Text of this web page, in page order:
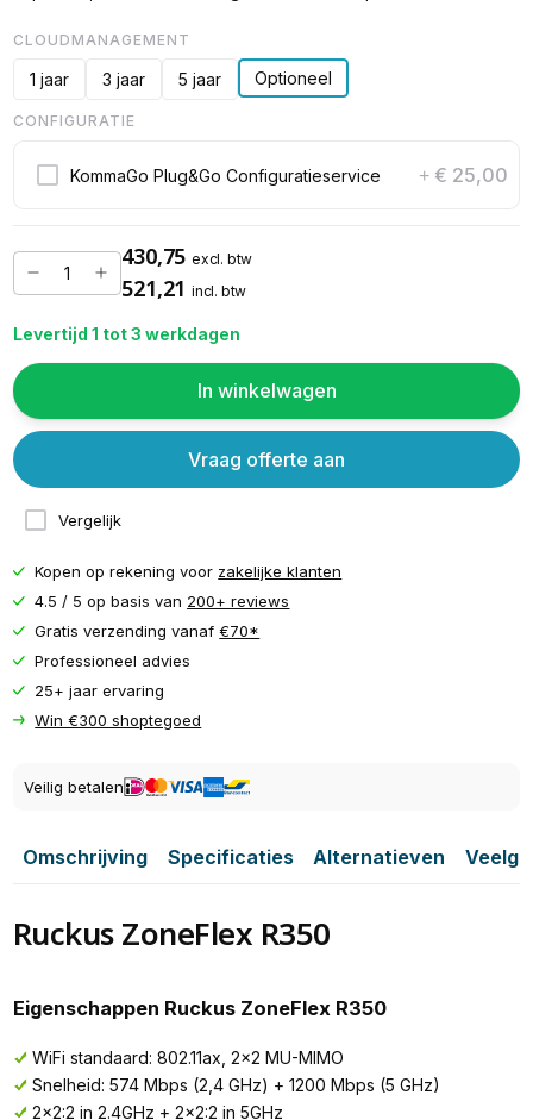
CLOUDMANAGEMENT
1 jaar 3 jaar 5 jaar Optioneel
CONFIGURATIE
KommaGo Plug&Go Configuratieservice + € 25,00
430,75 excl. btw
521,21 incl. btw
Levertijd 1 tot 3 werkdagen
In winkelwagen
Vergelijk
Vraag offerte aan
Kopen op rekening voor zakelijke klanten
4.5 / 5 op basis van 200+ reviews
Gratis verzending vanaf€70*
Professioneel advies
25+ jaar ervaring
Win €300 shoptegoed
Veilig betalen
Omschrijving Specificaties Alternatieven
Ruckus ZoneFlex R350
Eigenschappen Ruckus ZoneFlex R350
WiFi standaard: 802.11ax, 2x2 MU-MIMO
Snelheid: 574 Mbps (2,4 GHz) + 1200 Mbps (5 GHz)
2x2:2 in 2.4GHz + 2x2:2 in 5GHz